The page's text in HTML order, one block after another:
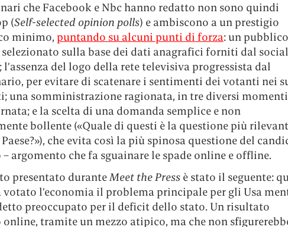
che Facebook e Nbc hanno redatto non sono quindi
(Self-selected opinion polls) e ambiscono a un prestigio
minimo, puntando su alcuni punti di forza: un pubblico
sulla base dei dati anagrafici forniti dal social
del logo della rete televisiva progressista dal
per evitare di scatenare i sentimenti dei votanti nei
una somministrazione ragionata, in tre diversi momenti
e la scelta di una domanda semplice e non
bollente («Quale di questi è la questione più
che evita così la più spinosa questione del
argomento che fa sguainare le spade online e offline.
presentato duranteMeet the Pressè stato il seguente:
votato l’economia il problema principale per gli Usa
detto preoccupato per il deficit dello stato. Un risultato
tramite un mezzo atipico, ma che non